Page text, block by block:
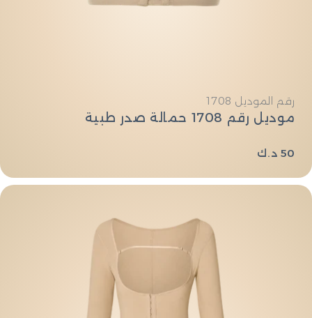
النوع:
رقم الموديل 1708
موديل رقم 1708 حمالة صدر طبية
السعر
50 د.ك